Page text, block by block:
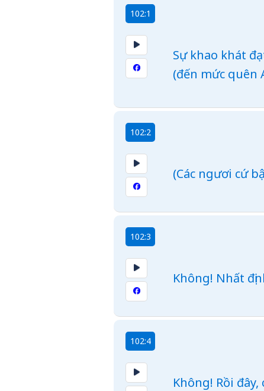
102:1
Sự khao khát
(đến mức quên
102:2
(Các ngươi cứ
102:3
Không! Nhất
102:4
Không! Rồi